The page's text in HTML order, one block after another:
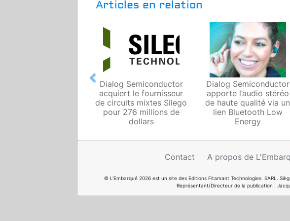
Articles en relation
Dialog Semiconductor
acquiert le fournisseur
de circuits mixtes Silego
pour 276 millions de
dollars
Dialog Semiconductor
apporte l’audio stéréo
de haute qualité via un
lien Bluetooth Low
Energy
Previous
Contact A propos de
© L'Embarqué 2026 est un site des Editions Fitamant Technologies. SARL.
Représentant/Directeur de la publication :